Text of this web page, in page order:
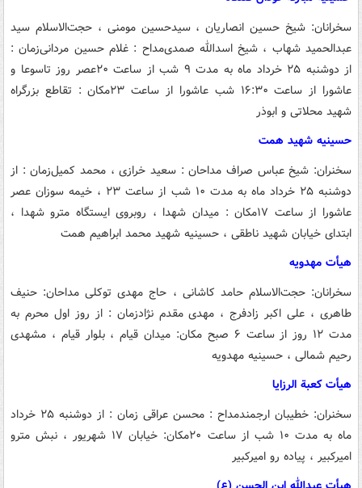
سخرانان: شیخ حسین انصاریان ، سیدحسین مومنی ، حجت‌الاسلام سید
عبدالحمید شهاب ، شیخ اسدالله صمدیمداح : غلام حسین مردانیزمان :
از دوشنبه ۲۵ خرداد ماه به مدت ۹ شب از ساعت ۲۰
عصر روز تاسوعا و
عاشورا از ساعت ۱۶:۳۰
شب عاشورا از ساعت ۲۳
مکان : تقاطع بزرگراه
شهید محلاتی و ابوذر
حسینیه شهید همت
سخنران: شیخ عباس صراف مداحان : سعید خرازی ، محمد کمیلزمان : از
دوشنبه ۲۵ خرداد ماه به مدت ۱۰ شب از ساعت ۲۳ ، خیمه سوزان عصر
عاشورا از ساعت ۱۷
مکان : میدان شهدا ، روبروی ایستگاه مترو شهدا ،
ابتدای خیابان شهید ناطقی ، حسینیه شهید محمد ابراهیم همت
هیأت مهدویه
سخرانان: حجت‌الاسلام حامد کاشانی ، حاج مهدی توکلی مداحان: حنیف
طاهری ، علی اکبر زادفرج ، مهدی مقدم نژادزمان : از روز اول محرم به
مدت ۱۲ روز از ساعت ۶ صبح
مکان: میدان قیام ، بلوار قیام ، مشهدی
رحیم شمالی ، حسینیه مهدویه
هیأت کعبة الرزایا
سخنران: خطیبان ارجمندمداح : محسن عراقی
زمان : از دوشنبه ۲۵ خرداد
ماه به مدت ۱۰ شب از ساعت ۲۰
مکان: خیابان ۱۷ شهریور ، نبش مترو
امیرکبیر ، پیاده رو امیرکبیر